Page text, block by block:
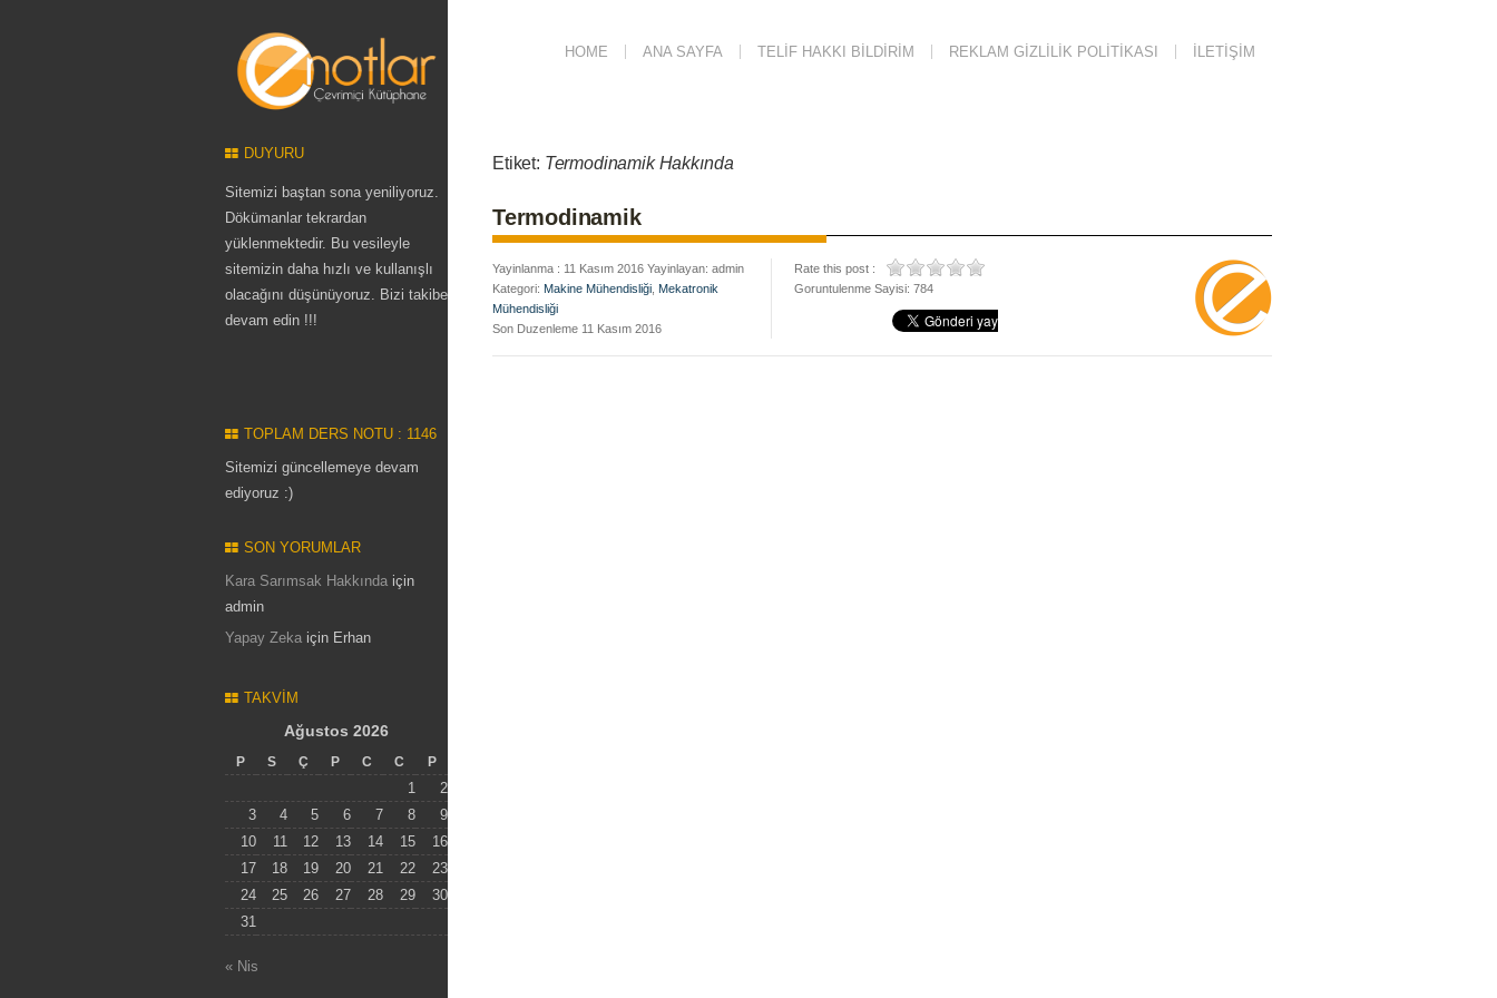
HOME ANA SAYFA TELIF HAKKI BILDIRIM REKLAM GIZLILIK POLITIKASI İLETIŞIM
Etiket: Termodinamik Hakkında
Termodinamik
Yayinlanma : 11 Kasım 2016 Yayinlayan: admin
Kategori: Makine Mühendisliği Mekatronik
Mühendisliği
Son Duzenleme 11 Kasım 2016
Rate this post :
Goruntulenme Sayisi: 784
DUYURU
Sitemizi baştan sona yeniliyoruz.
Dökümanlar tekrardan
yüklenmektedir. Bu vesileyle
sitemizin daha hızlı ve kullanışlı
olacağını düşünüyoruz. Bizi takibe
devam edin !!!
TOPLAM DERS NOTU : 1146
Sitemizi güncellemeye devam
ediyoruz :)
SON YORUMLAR
Kara Sarımsak Hakkında için
admin
Yapay Zeka için Erhan
TAKVIM
Ağustos 2026
P S Ç P C C P
1
2
3
4 5 6 7 8
9
10
11 12 13 14 15
16
17
18 19 20 21 22
23
24
25 26 27 28 29
30
31
« Nis